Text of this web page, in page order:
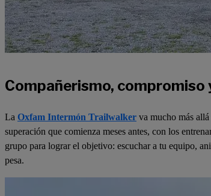
Compañerismo, compromiso
La Oxfam Intermón Trailwalker va mucho más
superación que comienza meses antes, con los
grupo para lograr el objetivo: escuchar a tu equipo,
pesa.